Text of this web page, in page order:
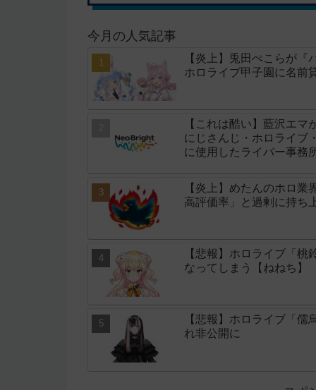
今月の人気記事
【炎上】兎田ぺこらが
ホロライブ甲子園に名前
【これは酷い】藍沢エ
にじさんじ・ホロライブ
に使用したライバー事務
【炎上】めたんのホロ
高評価率」と過剰に持ち
【悲報】ホロライブ「
なってしまう【ねねち】
【悲報】ホロライブ「
れ非公開に